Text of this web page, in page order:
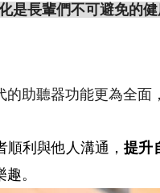
是長輩們不可避免的
的助聽器功能更為全
順利與他人溝通，提升
。